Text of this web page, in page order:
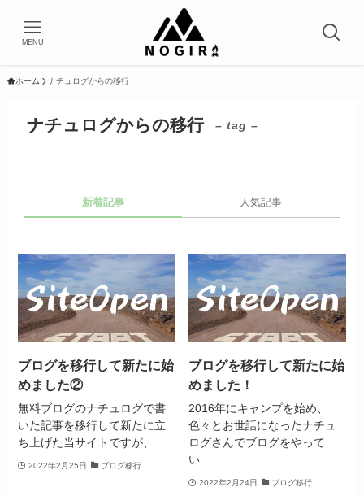
MENU
ホーム ナチュログからの移行
ナチュログからの移行 – tag –
新着記事 人気記事
ブログを移行して新たに始
めました②
無料ブログのナチュログで書
いた記事を移行して新たに立
ち上げた当サイトですが、...
2022年2月25日 ブログ移行
ブログを移行して新たに始
めました！
2016年にキャンプを始め、
色々とお世話になったナチュ
ログさんでブログをやって
い...
2022年2月24日 ブログ移行